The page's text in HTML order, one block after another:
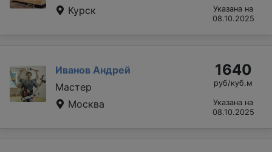
Курск
Указана на
08.10.2025
Иванов Андрей
Мастер
Москва
1640
руб/куб.м
Указана на
08.10.2025